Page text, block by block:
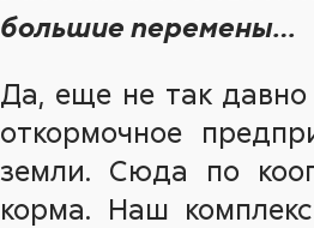
большие перемены…
Да, еще не так давно
откормочное
земли. Сюда по
корма. Наш